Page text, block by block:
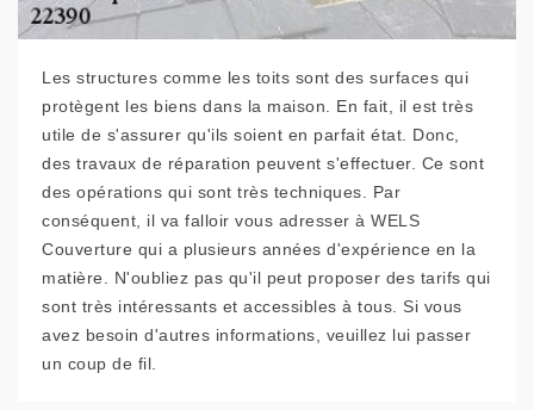
Les structures comme les toits sont des surfaces qui
protègent les biens dans la maison. En fait, il est très
utile de s'assurer qu'ils soient en parfait état. Donc,
des travaux de réparation peuvent s'effectuer. Ce sont
des opérations qui sont très techniques. Par
conséquent, il va falloir vous adresser à WELS
Couverture qui a plusieurs années d'expérience en la
matière. N'oubliez pas qu'il peut proposer des tarifs qui
sont très intéressants et accessibles à tous. Si vous
avez besoin d'autres informations, veuillez lui passer
un coup de fil.